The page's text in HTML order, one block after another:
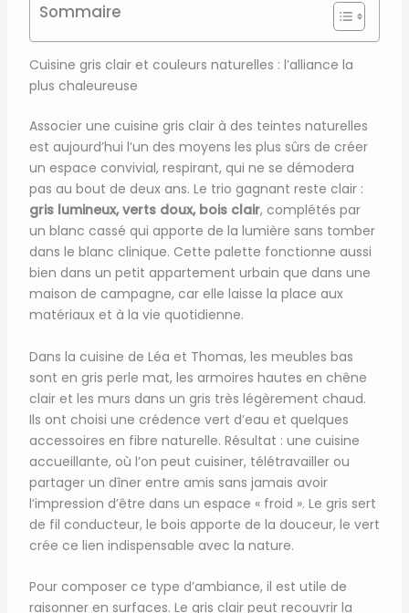
Sommaire
Cuisine gris clair et couleurs naturelles : l’alliance la
plus chaleureuse
Associer une cuisine gris clair à des teintes naturelles
est aujourd’hui l’un des moyens les plus sûrs de créer
un espace convivial, respirant, qui ne se démodera
pas au bout de deux ans. Le trio gagnant reste clair :
gris lumineux, verts doux, bois clair, complétés par
un blanc cassé qui apporte de la lumière sans tomber
dans le blanc clinique. Cette palette fonctionne aussi
bien dans un petit appartement urbain que dans une
maison de campagne, car elle laisse la place aux
matériaux et à la vie quotidienne.
Dans la cuisine de Léa et Thomas, les meubles bas
sont en gris perle mat, les armoires hautes en chêne
clair et les murs dans un gris très légèrement chaud.
Ils ont choisi une crédence vert d’eau et quelques
accessoires en fibre naturelle. Résultat : une cuisine
accueillante, où l’on peut cuisiner, télétravailler ou
partager un dîner entre amis sans jamais avoir
l’impression d’être dans un espace « froid ». Le gris sert
de fil conducteur, le bois apporte de la douceur, le vert
crée ce lien indispensable avec la nature.
Pour composer ce type d’ambiance, il est utile de
raisonner en surfaces. Le gris clair peut recouvrir la